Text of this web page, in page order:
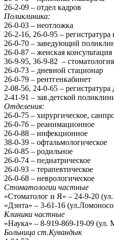
26-2-09 – отдел кадров
Поликлиника:
26-0-03 – неотложка
26-2-16, 26-0-95 – регистратура
26-0-70 – заведующий
26-0-87 – женская консультация
36-9-95, 36-9-82 – стоматология
26-0-73 – дневной стационар
26-0-79 – рентгенкабинет
2-08-56, 24-0-65 – регистратура
2-41-91 – зав.детской
Отделения:
26-0-75 – хирургическое,
26-0-76 – реанимационное
26-0-88 – инфекционное
38-0-39 – офтальмологическое
26-0-85 – родильное
26-0-74 – педиатрическое
26-0-93 – терапевтическое
26-0-68 – неврологическое
Стоматологии частные
«Стоматолог и Я» – 24-9-20
«Дэнта» – 3-61-16
Клиники частные
«Наука» – 8-919-869-19-09 (ул.
Больница ст.Кувандык